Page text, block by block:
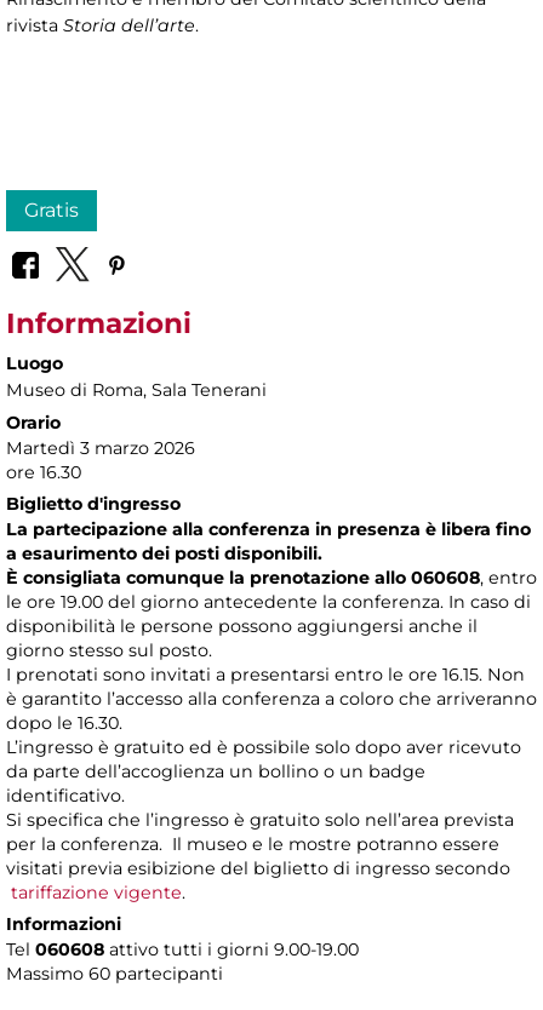
rivista Storia dell’arte.
Gratis
Informazioni
Luogo
Museo di Roma, Sala Tenerani
Orario
Martedì 3 marzo 2026
ore 16.30
Biglietto d'ingresso
La partecipazione alla conferenza in presenza è libera fino
a esaurimento dei posti disponibili.
È consigliata comunque la prenotazione allo 060608, entro
le ore 19.00 del giorno antecedente la conferenza. In caso di
disponibilità le persone possono aggiungersi anche il
giorno stesso sul posto.
I prenotati sono invitati a presentarsi entro le ore 16.15. Non
è garantito l’accesso alla conferenza a coloro che arriveranno
dopo le 16.30.
L’ingresso è gratuito ed è possibile solo dopo aver ricevuto
da parte dell’accoglienza un bollino o un badge
identificativo.
Si specifica che l’ingresso è gratuito solo nell’area prevista
per la conferenza. Il museo e le mostre potranno essere
visitati previa esibizione del biglietto di ingresso secondo
tariffazione vigente.
Informazioni
Tel 060608 attivo tutti i giorni 9.00-19.00
Massimo 60 partecipanti